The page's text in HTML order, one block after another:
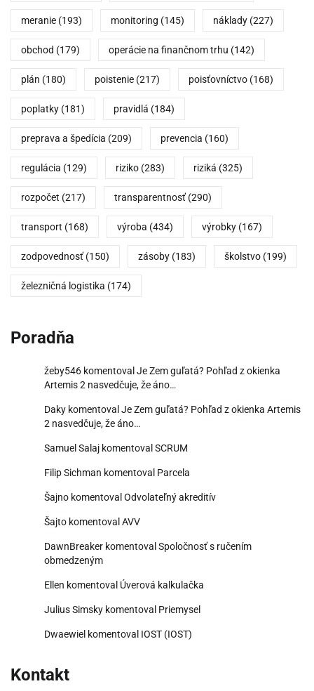
meranie (193) monitoring (145) náklady (227)
obchod (179) operácie na finančnom trhu (142)
plán (180) poistenie (217) poisťovníctvo (168)
poplatky (181) pravidlá (184)
preprava a špedícia (209) prevencia (160)
regulácia (129) riziko (283) riziká (325)
rozpočet (217) transparentnosť (290)
transport (168) výroba (434) výrobky (167)
zodpovednosť (150) zásoby (183) školstvo (199)
železničná logistika (174)
Poradňa
žeby546 komentoval Je Zem guľatá? Pohľad z okienka
Artemis 2 nasvedčuje, že áno…
Daky komentoval Je Zem guľatá? Pohľad z okienka Artemis
2 nasvedčuje, že áno…
Samuel Salaj komentoval SCRUM
Filip Sichman komentoval Parcela
Šajno komentoval Odvolateľný akreditív
Šajto komentoval AVV
DawnBreaker komentoval Spoločnosť s ručením
obmedzeným
Ellen komentoval Úverová kalkulačka
Julius Simsky komentoval Priemysel
Dwaewiel komentoval IOST (IOST)
Kontakt